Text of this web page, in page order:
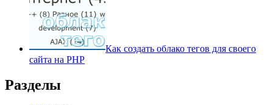
Как создать облако тегов для своего
сайта на PHP
Разделы